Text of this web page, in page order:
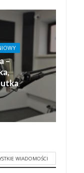
–
WIADOMOŚCI